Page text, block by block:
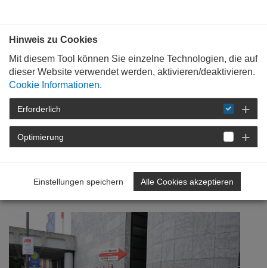
STARTSEITE
DETAIL
25 Jahre Tag der Architektur
Hinweis zu Cookies
Mit diesem Tool können Sie einzelne Technologien, die auf
dieser Website verwendet werden, aktivieren/deaktivieren.
Cookie Informationen.
Erforderlich
Optimierung
Einstellungen speichern Alle Cookies akzeptieren